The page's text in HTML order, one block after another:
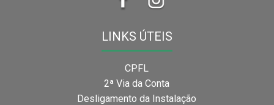
LINKS ÚTEIS
CPFL
2ª Via da Conta
Desligamento da Instalação